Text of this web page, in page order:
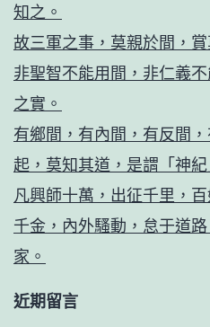
知之。
故三軍之事，莫親於間，
非聖智不能用間，非仁義
之實。
有鄉間，有內間，有反間
起，莫知其道，是謂「神
凡興師十萬，出征千里，
千金，內外騷動，怠于道
家。
近期留言